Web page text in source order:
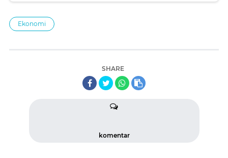
Ekonomi
SHARE
komentar